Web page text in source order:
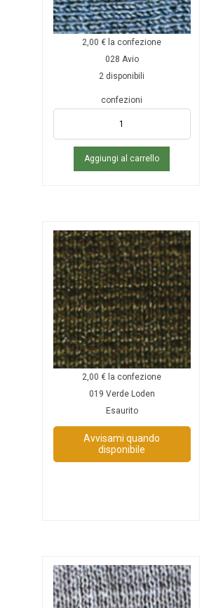
2,00 € la confezione
028 Avio
2 disponibili
confezioni
Aggiungi al carrello
2,00 € la confezione
019 Verde Loden
Esaurito
Avvisami quando
disponibile